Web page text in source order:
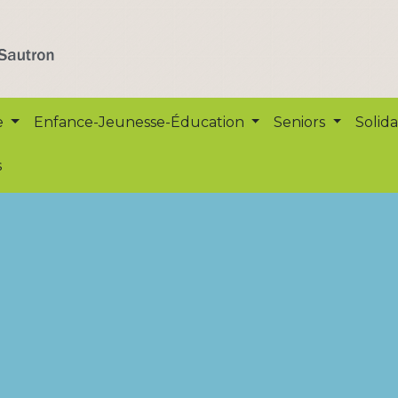
Enfance-Jeunesse-Éducation Seniors